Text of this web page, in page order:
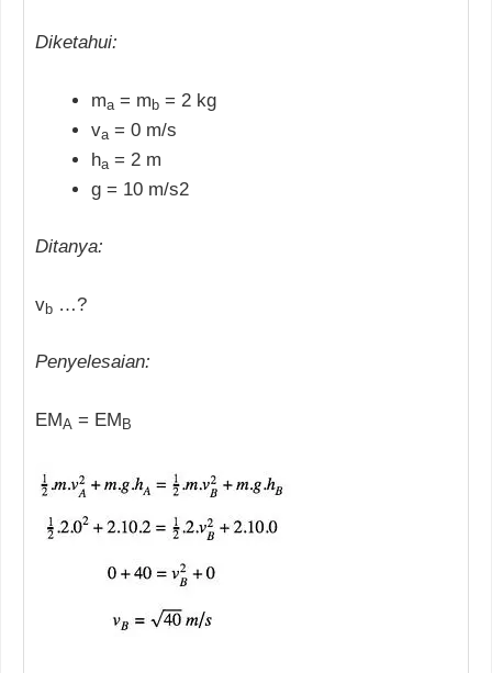
Diketahui:
ma = m b = 2 kg
va = 0 m/s
ha = 2 m
g = 10 m/s2
Ditanya:
vb …?
Penyelesaian:
EMA = EM B